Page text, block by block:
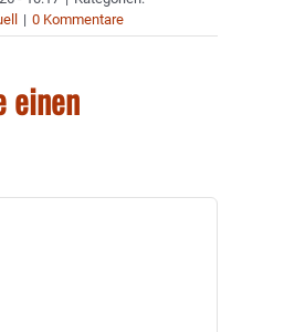
| 0 Kommentare
einen